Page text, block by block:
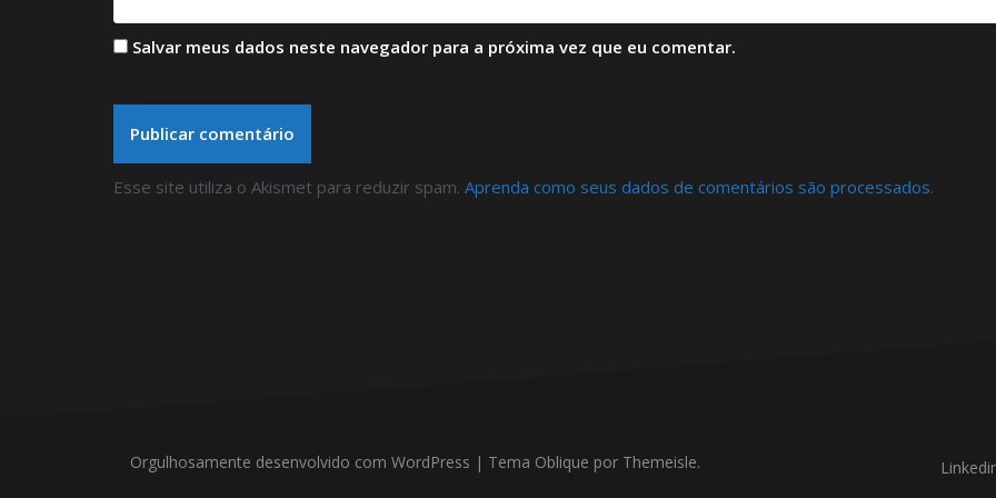
Salvar meus dados neste navegador para a próxima vez que eu comentar.
Esse site utiliza o Akismet para reduzir spam. Aprenda como seus dados de comentários são processados.
Orgulhosamente desenvolvido com WordPress | Tema Oblique por Themeisle.